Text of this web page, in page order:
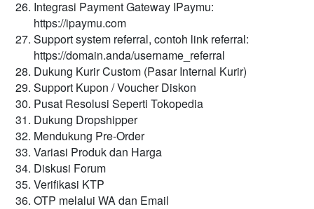
Integrasi Payment Gateway IPaymu:
https://ipaymu.com
Support system referral, contoh link referral:
https://domain.anda/username_referral
Dukung Kurir Custom (Pasar Internal Kurir)
Support Kupon / Voucher Diskon
Pusat Resolusi Seperti Tokopedia
Dukung Dropshipper
Mendukung Pre-Order
Variasi Produk dan Harga
Diskusi Forum
Verifikasi KTP
OTP melalui WA dan Email